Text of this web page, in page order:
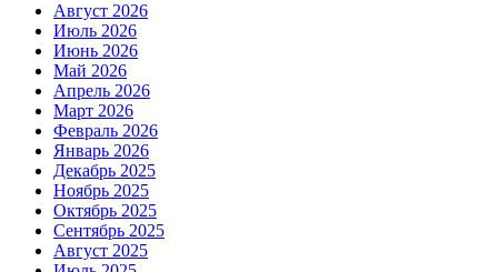
Август 2026
Июль 2026
Июнь 2026
Май 2026
Апрель 2026
Март 2026
Февраль 2026
Январь 2026
Декабрь 2025
Ноябрь 2025
Октябрь 2025
Сентябрь 2025
Август 2025